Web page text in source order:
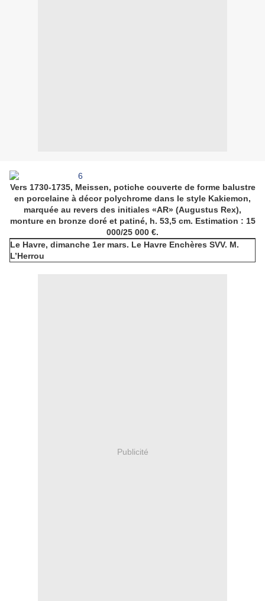
Vers 1730-1735, Meissen, potiche couverte de forme balustre
en porcelaine à décor polychrome dans le style Kakiemon,
marquée au revers des initiales «AR» (Augustus Rex),
monture en bronze doré et patiné, h. 53,5 cm. Estimation : 15
000/25 000 €.
Le Havre, dimanche 1er mars. Le Havre Enchères SVV. M.
L’Herrou
Publicité